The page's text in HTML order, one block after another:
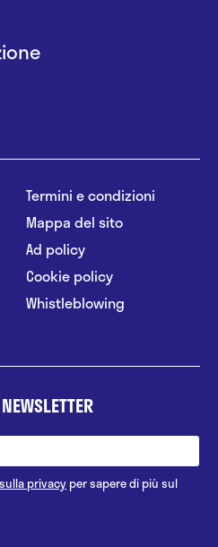
Termini e condizioni
Mappa del sito
Ad policy
Cookie policy
Whistleblowing
privacy per sapere di più sul